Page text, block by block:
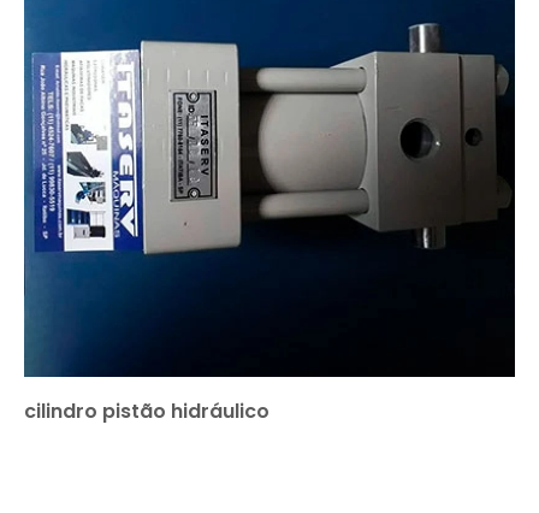
cilindro pistão hidráulico